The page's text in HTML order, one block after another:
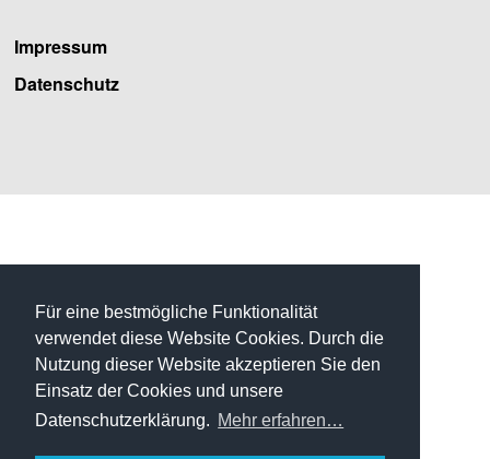
Für eine bestmögliche Funktionalität
verwendet diese Website Cookies. Durch die
Nutzung dieser Website akzeptieren Sie den
Einsatz der Cookies und unsere
Datenschutzerklärung. Mehr erfahren…
Impressum
Datenschutz